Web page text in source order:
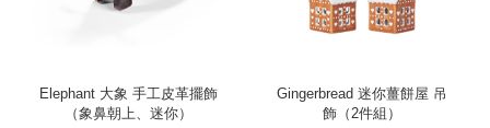
Elephant 大象 手工皮革擺飾
（象鼻朝上、迷你）
Gingerbread 迷你薑餅屋 吊
飾（2件組）